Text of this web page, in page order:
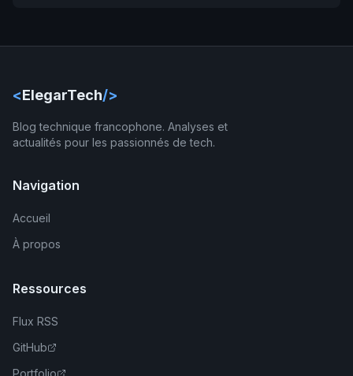
<ElegarTech/>
Blog technique francophone. Analyses et
actualités pour les passionnés de tech.
Navigation
Accueil
À propos
Ressources
Flux RSS
GitHub
Portfolio